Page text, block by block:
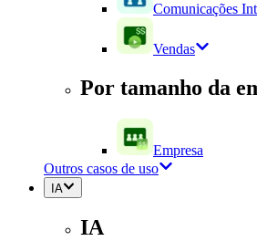
Comunicações
Vendas
Por tamanho da
Empresa
Outros casos de uso
IA
IA